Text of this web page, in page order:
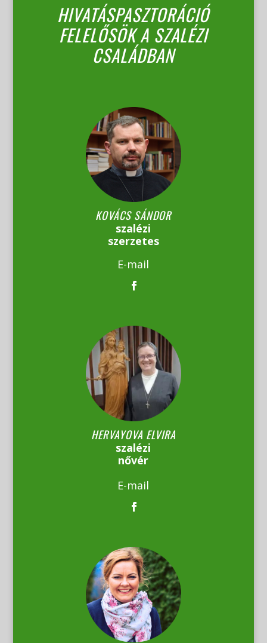
HIVATÁSPASZTORÁCIÓ
FELELŐSÖK A SZALÉZI
CSALÁDBAN
KOVÁCS SÁNDOR
szalézi
szerzetes
E-mail
HERVAYOVA ELVIRA
szalézi
nővér
E-mail